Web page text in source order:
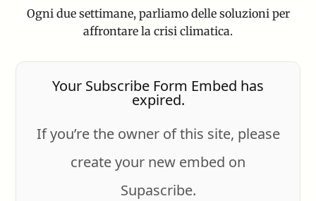
Ogni due settimane, parliamo delle soluzioni per
affrontare la crisi climatica.
Your Subscribe Form Embed has
expired.
If you’re the owner of this site, please
create your new embed on
Supascribe.